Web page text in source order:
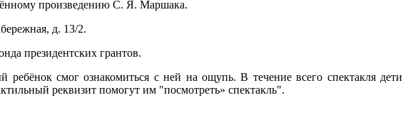
произведению С. Я. Маршака.
д. 13/2.
президентских грантов.
смог ознакомиться с ней на ощупь. В течение всего спектакля дети
реквизит помогут им "посмотреть» спектакль".